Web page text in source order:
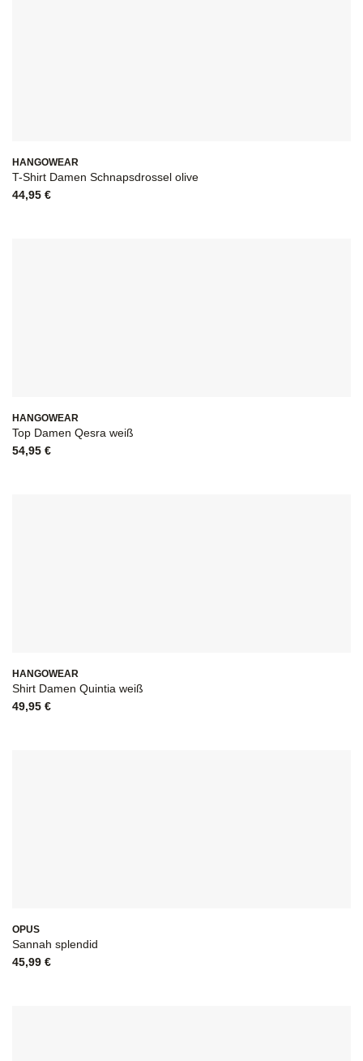
HANGOWEAR
T-Shirt Damen Schnapsdrossel olive
44,95 €
HANGOWEAR
Top Damen Qesra weiß
54,95 €
HANGOWEAR
Shirt Damen Quintia weiß
49,95 €
OPUS
Sannah splendid
45,99 €